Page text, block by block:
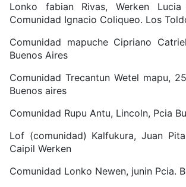
Lonko fabian Rivas, Werken Lucia
Comunidad Ignacio Coliqueo. Los
Comunidad mapuche Cipriano
Buenos Aires
Comunidad Trecantun Wetel mapu,
Buenos aires
Comunidad Rupu Antu, Lincoln, Pcia
Lof (comunidad) Kalfukura, Juan
Caipil Werken
Comunidad Lonko Newen, junin Pcia.